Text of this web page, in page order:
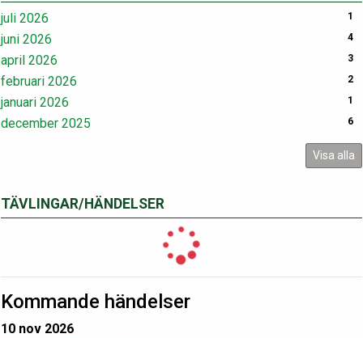
juli 2026 1
juni 2026 4
april 2026 3
februari 2026 2
januari 2026 1
december 2025 6
Visa alla
TÄVLINGAR/HÄNDELSER
Kommande händelser
10 nov 2026